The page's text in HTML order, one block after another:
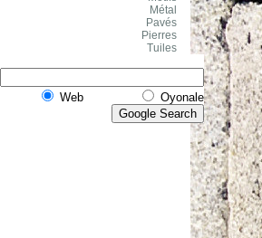
Métal
Pavés
Pierres
Tuiles
Web Oyonale